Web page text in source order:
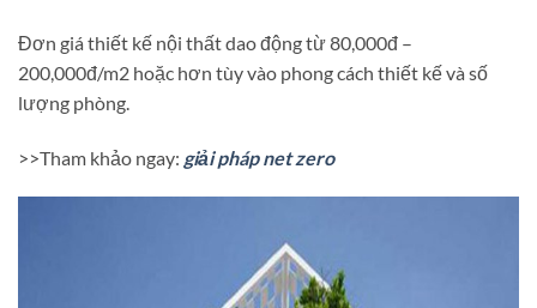
Đơn giá thiết kế nội thất dao động từ 80,000đ –
200,000đ/m2 hoặc hơn tùy vào phong cách thiết kế và số
lượng phòng.
>>Tham khảo ngay: giải pháp net zero